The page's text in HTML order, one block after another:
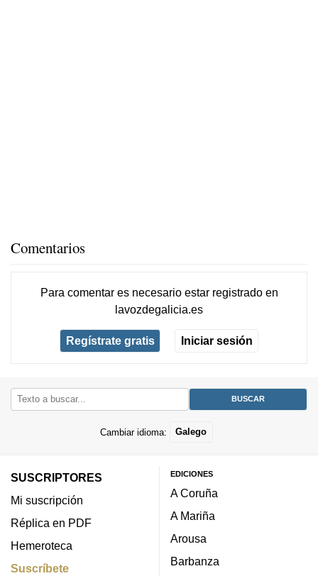
Comentarios
Para comentar es necesario estar registradoen
lavozdegalicia.es
Regístrate gratis Iniciar sesión
Cambiar idioma: Galego
SUSCRIPTORES
Mi suscripción
Réplica en PDF
Hemeroteca
Suscríbete
EDICIONES
A Coruña
A Mariña
Arousa
Barbanza